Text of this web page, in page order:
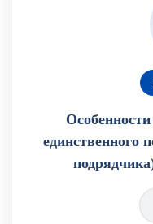
единственного